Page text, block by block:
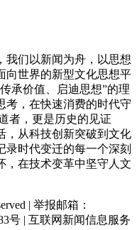
我们以新闻为舟，以思想
向世界的新型文化思想平
承价值、启迪思想”的理
考，在快速消费的时代守
者，更是历史的见证
，从科技创新突破到文化
时代变迁的每一个深刻
，在技术变革中坚守人文
| 举报邮箱：
号 | 互联网新闻信息服务